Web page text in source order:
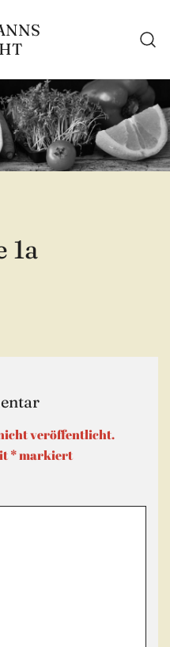
1a
veröffentlicht.
*markiert